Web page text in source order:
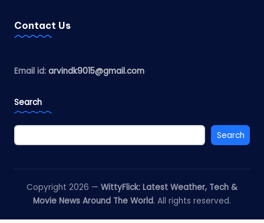
Contact Us
Email id: arvindk9015@gmail.com
Search
Search
Copyright 2026 — WittyFlick: Latest Weather, Tech &
Movie News Around The World. All rights reserved.